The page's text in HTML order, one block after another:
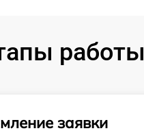
работы
заявки